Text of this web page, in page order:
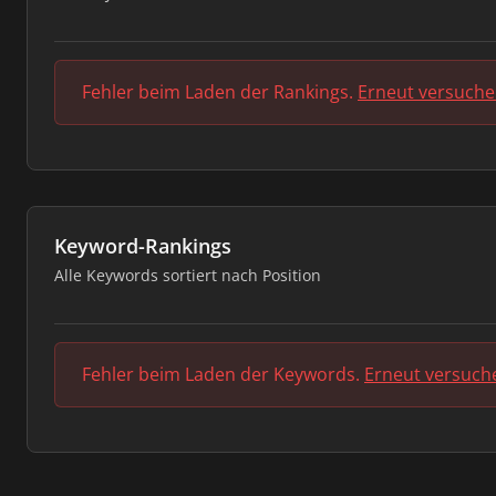
Fehler beim Laden der Rankings. Erneut
Keyword-Rankings
Alle Keywords sortiert nach Position
Fehler beim Laden der Keywords. Erneut